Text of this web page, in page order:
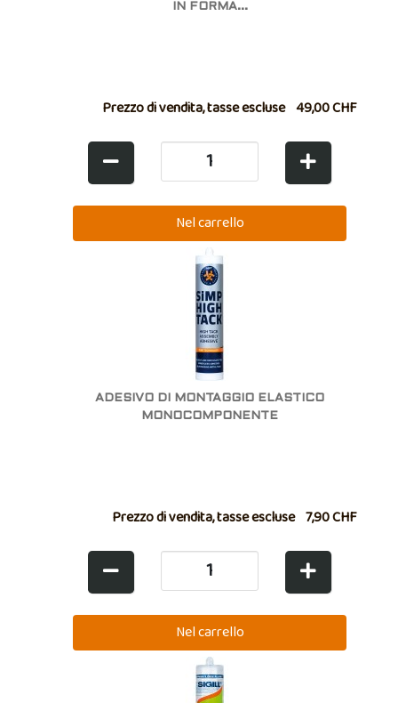
IN FORMA...
Prezzo di vendita, tasse escluse 49,00 CHF
ADESIVO DI MONTAGGIO ELASTICO
MONOCOMPONENTE
Prezzo di vendita, tasse escluse 7,90 CHF